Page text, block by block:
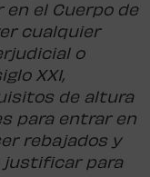
el Cuerpo de
cualquier
o
XXI,
de altura
para entrar en
rebajados y
justificar para